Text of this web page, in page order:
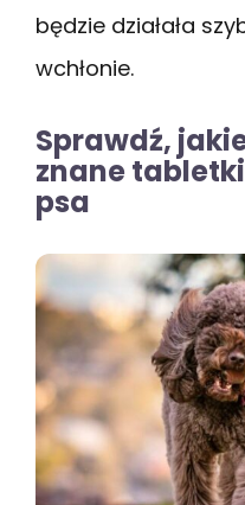
będzie działała
wchłonie.
Sprawdź,
znane
psa